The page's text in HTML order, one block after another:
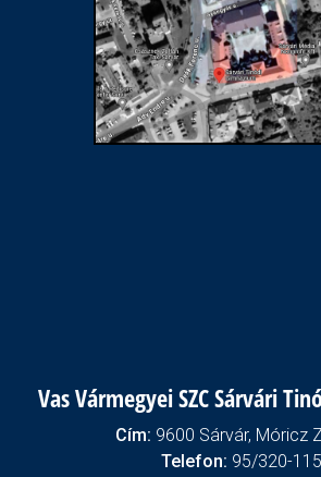
Vas Vármegyei SZC Sárvári
Cím: 9600 Sárvár, Móricz
Telefon: 95/320-115